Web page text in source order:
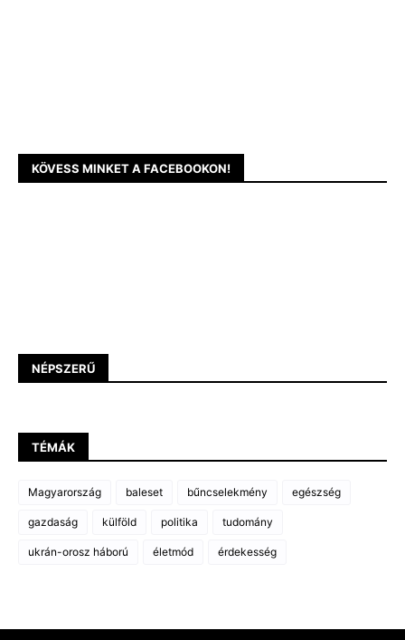
KÖVESS MINKET A FACEBOOKON!
NÉPSZERŰ
TÉMÁK
Magyarország baleset bűncselekmény egészség
gazdaság külföld politika tudomány
ukrán-orosz háború életmód érdekesség